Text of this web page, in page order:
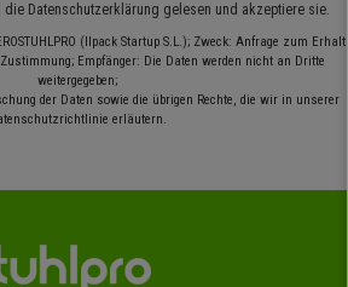
die Datenschutzerklärung gelesen und akzeptiere sie.
(Ilpack Startup S.L.); Zweck: Anfrage zum Erhalt
Empfänger: Die Daten werden nicht an Dritte
weitergegeben;
der Daten sowie die übrigen Rechte, die wir in unserer
erläutern.